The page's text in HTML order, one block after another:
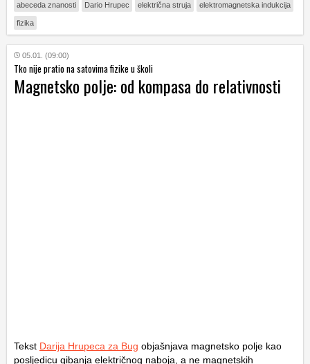
abeceda znanosti Dario Hrupec električna struja elektromagnetska indukcija
fizika
05.01. (09:00)
Tko nije pratio na satovima fizike u školi
Magnetsko polje: od kompasa do relativnosti
Tekst Darija Hrupeca za Bug objašnjava magnetsko polje kao
posljedicu gibanja električnog naboja, a ne magnetskih